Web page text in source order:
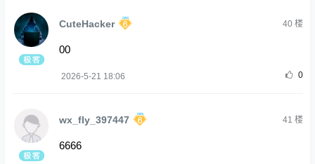
CuteHacker 40楼
00
2026-5-21 18:06 0
wx_fly_397447 41 楼
6666